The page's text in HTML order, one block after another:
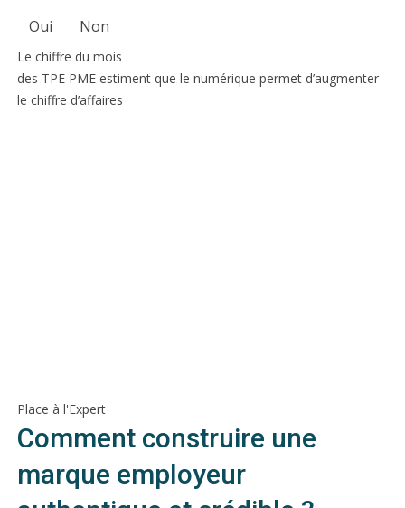
Oui Non
Le chiffre du mois
des TPE PME estiment que le numérique permet d’augmenter
le chiffre d’affaires
Place à l'Expert
Comment construire une
marque employeur